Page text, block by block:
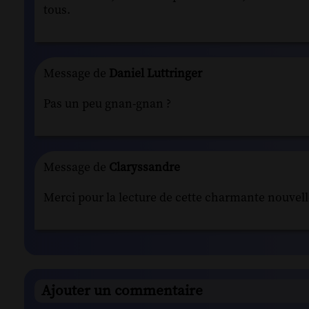
tous.
Message de Daniel Luttringer
Pas un peu gnan-gnan ?
Message de Claryssandre
Merci pour la lecture de cette charmante
Ajouter un commentaire